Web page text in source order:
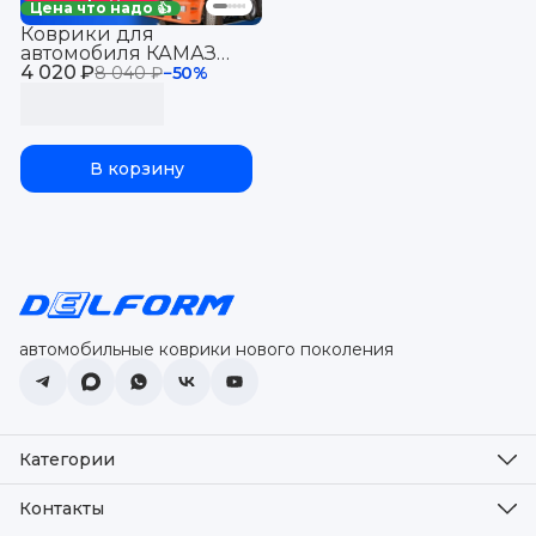
Цена что надо 👍
4 020 ₽8 040 ₽−50%
Коврики для
автомобиля КАМАЗ
(рестайлинговая
В корзину
автомобильные коврики нового поколения
Категории
Оплата
Доставка
Контакты